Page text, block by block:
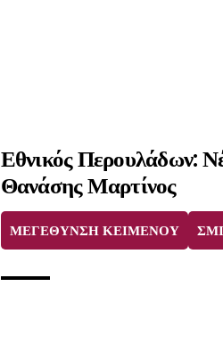
Εθνικός Περουλάδων:
Θανάσης Μαρτίνος
ΜΕΓΕΘΥΝΣΗ ΚΕΙΜΕΝΟΥ